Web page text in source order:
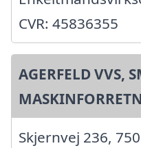
CVR: 45836355
AGERFELD VVS,
Skjernvej 236,